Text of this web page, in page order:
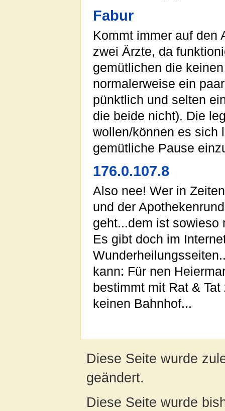
Fabur
Kommt immer auf den
zwei Ärzte, da
gemütlichen die
normalerweise ein
pünktlich und selten
die beide nicht). Die
wollen/können es sich
gemütliche Pause
176.0.107.8
Also nee! Wer in
und der
geht...dem ist sowieso
Es gibt doch im
kann: Für nen
bestimmt mit Rat &
keinen Bahnhof...
Diese Seite wurde
geändert.
Diese Seite wurde